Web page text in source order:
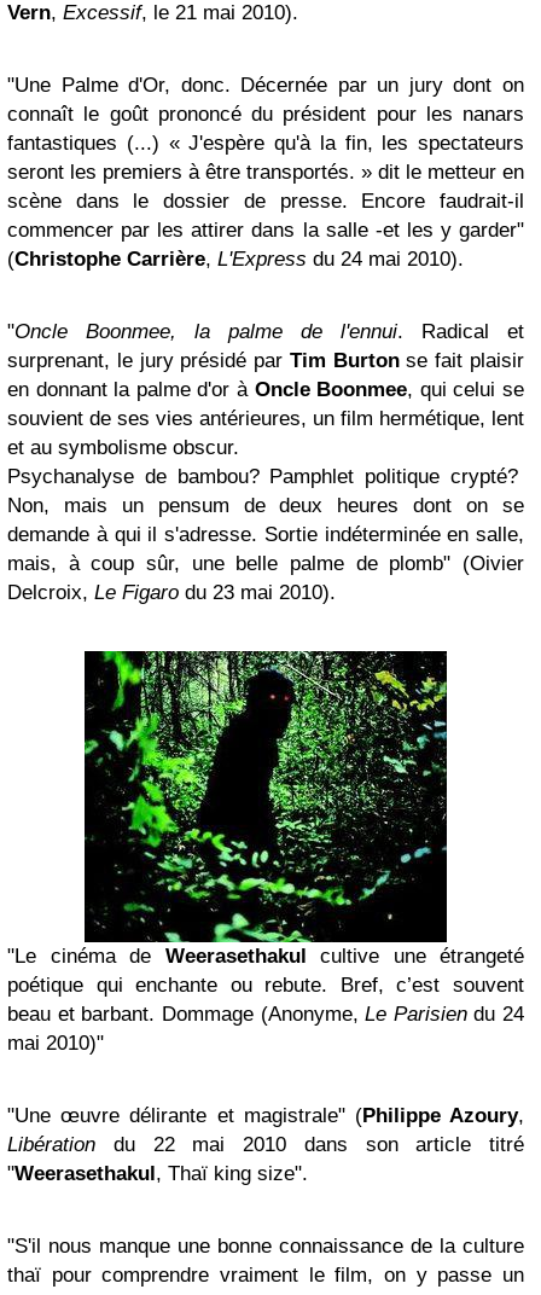
Vern, Excessif, le 21 mai 2010).
"Une Palme d'Or, donc. Décernée par un jury dont on
connaît le goût prononcé du président pour les nanars
fantastiques (...) « J'espère qu'à la fin, les spectateurs
seront les premiers à être transportés. » dit le metteur en
scène dans le dossier de presse. Encore faudrait-il
commencer par les attirer dans la salle -et les y garder"
(Christophe Carrière, L'Express du 24 mai 2010).
"Oncle Boonmee, la palme de l'ennui. Radical et
surprenant, le jury présidé par Tim Burton se fait plaisir
en donnant la palme d'or à Oncle Boonmee, qui celui se
souvient de ses vies antérieures, un film hermétique, lent
et au symbolisme obscur.
Psychanalyse de bambou? Pamphlet politique crypté?
Non, mais un pensum de deux heures dont on se
demande à qui il s'adresse. Sortie indéterminée en salle,
mais, à coup sûr, une belle palme de plomb" (Oivier
Delcroix, Le Figaro du 23 mai 2010).
"Le cinéma de Weerasethakul cultive une étrangeté
poétique qui enchante ou rebute. Bref, c’est souvent
beau et barbant. Dommage (Anonyme,Le Parisiendu 24
mai 2010)"
"Une œuvre délirante et magistrale" (Philippe Azoury,
Libération du 22 mai 2010 dans son article titré
"Weerasethakul, Thaï king size".
"S'il nous manque une bonne connaissance de la culture
thaï pour comprendre vraiment le film, on y passe un